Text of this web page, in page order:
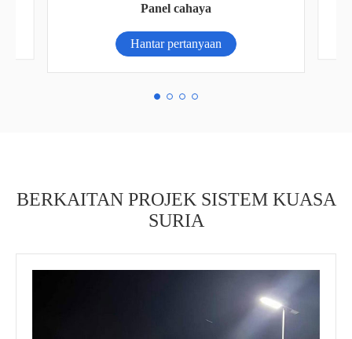
Lampu jalan suria 250W
Hantar pertanyaan
BERKAITAN PROJEK SISTEM KUASA
SURIA